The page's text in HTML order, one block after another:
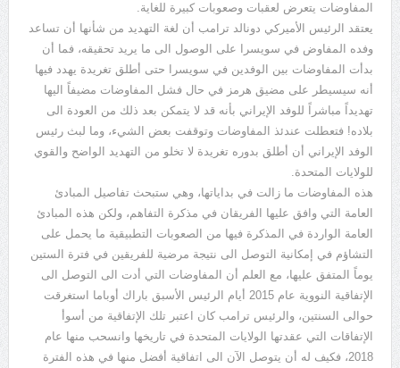
المفاوضات يتعرض لعقبات وصعوبات كبيرة للغاية.
يعتقد الرئيس الأميركي دونالد ترامب أن لغة التهديد من شأنها أن تساعد
وفده المفاوض في سويسرا على الوصول الى ما يريد تحقيقه، فما أن
بدأت المفاوضات بين الوفدين في سويسرا حتى أطلق تغريدة يهدد فيها
أنه سيسيطر على مضيق هرمز في حال فشل المفاوضات مضيفاً اليها
تهديداً مباشراً للوفد الإيراني بأنه قد لا يتمكن بعد ذلك من العودة الى
بلاده! فتعطلت عندئذ المفاوضات وتوقفت بعض الشيء، وما لبث رئيس
الوفد الإيراني أن أطلق بدوره تغريدة لا تخلو من التهديد الواضح والقوي
للولايات المتحدة.
هذه المفاوضات ما زالت في بداياتها، وهي ستبحث تفاصيل المبادئ
العامة التي وافق عليها الفريقان في مذكرة التفاهم، ولكن هذه المبادئ
العامة الواردة في المذكرة فيها من الصعوبات التطبيقية ما يحمل على
التشاؤم في إمكانية التوصل الى نتيجة مرضية للفريقين في فترة الستين
يوماً المتفق عليها، مع العلم أن المفاوضات التي أدت الى التوصل الى
الإتفاقية النووية عام 2015 أيام الرئيس الأسبق باراك أوباما استغرقت
حوالى السنتين، والرئيس ترامب كان اعتبر تلك الإتفاقية من أسوأ
الإتفاقات التي عقدتها الولايات المتحدة في تاريخها وانسحب منها عام
2018، فكيف له أن يتوصل الآن الى اتفاقية أفضل منها في هذه الفترة